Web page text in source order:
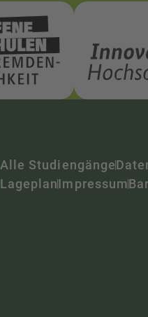
Alle Studiengänge
LageplanImpressum